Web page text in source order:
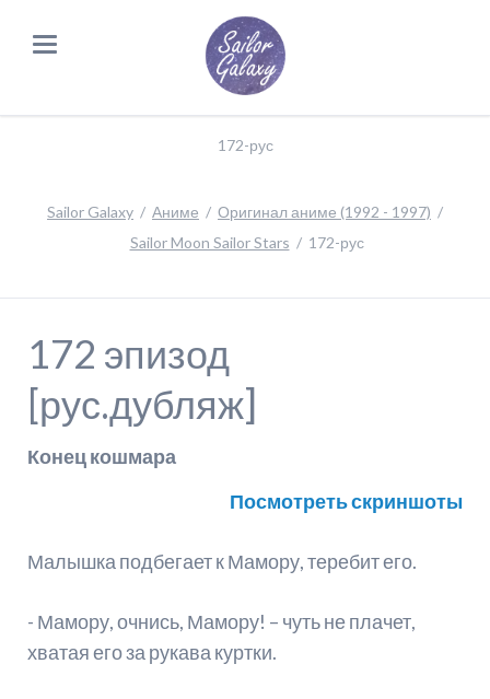
172-рус
Sailor Galaxy Аниме
Оригинал аниме (1992 - 1997)
Sailor Moon Sailor Stars
172-рус
172 эпизод
[рус.дубляж]
Конец кошмара
Посмотреть скриншоты
Малышка подбегает к Мамору, теребит его.
- Мамору, очнись, Мамору! – чуть не плачет,
хватая его за рукава куртки.